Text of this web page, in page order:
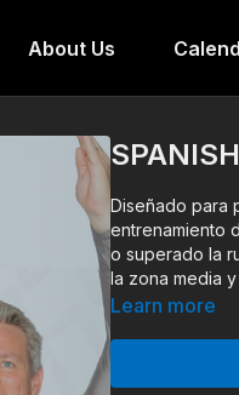
About Us
Diseñado para
entrenamiento
o superado la
la zona media
Learn more